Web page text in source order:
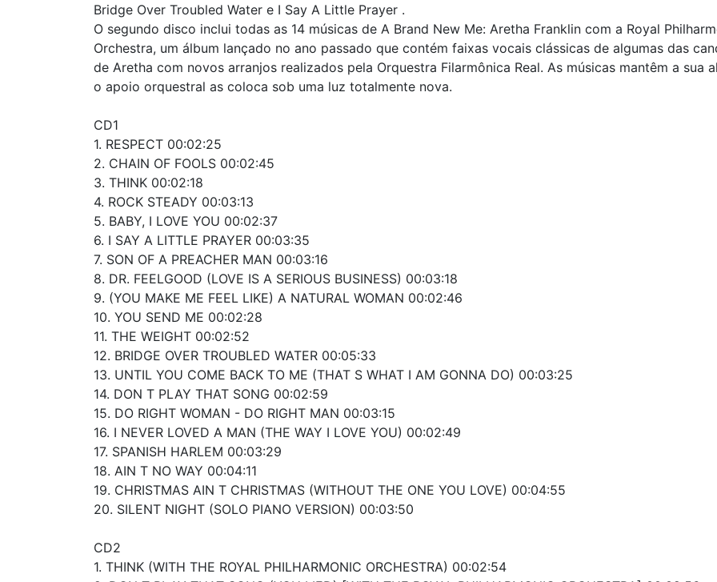
Bridge Over Troubled Water e I Say A Little Prayer .
O segundo disco inclui todas as 14 músicas de A Brand New Me: Aretha Franklin com a Royal
Orchestra, um álbum lançado no ano passado que contém faixas vocais clássicas de algumas das
de Aretha com novos arranjos realizados pela Orquestra Filarmônica Real. As músicas mantêm a sua
o apoio orquestral as coloca sob uma luz totalmente nova.
CD1
1. RESPECT 00:02:25
2. CHAIN OF FOOLS 00:02:45
3. THINK 00:02:18
4. ROCK STEADY 00:03:13
5. BABY, I LOVE YOU 00:02:37
6. I SAY A LITTLE PRAYER 00:03:35
7. SON OF A PREACHER MAN 00:03:16
8. DR. FEELGOOD (LOVE IS A SERIOUS BUSINESS) 00:03:18
9. (YOU MAKE ME FEEL LIKE) A NATURAL WOMAN 00:02:46
10. YOU SEND ME 00:02:28
11. THE WEIGHT 00:02:52
12. BRIDGE OVER TROUBLED WATER 00:05:33
13. UNTIL YOU COME BACK TO ME (THAT S WHAT I AM GONNA DO) 00:03:25
14. DON T PLAY THAT SONG 00:02:59
15. DO RIGHT WOMAN - DO RIGHT MAN 00:03:15
16. I NEVER LOVED A MAN (THE WAY I LOVE YOU) 00:02:49
17. SPANISH HARLEM 00:03:29
18. AIN T NO WAY 00:04:11
19. CHRISTMAS AIN T CHRISTMAS (WITHOUT THE ONE YOU LOVE) 00:04:55
20. SILENT NIGHT (SOLO PIANO VERSION) 00:03:50
CD2
1. THINK (WITH THE ROYAL PHILHARMONIC ORCHESTRA) 00:02:54